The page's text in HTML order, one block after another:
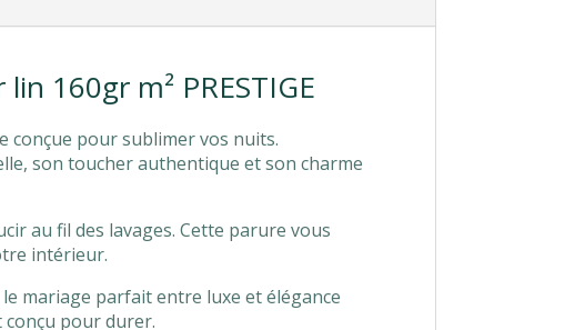
160gr m² PRESTIGE
conçue pour sublimer vos nuits.
son toucher authentique et son charme
au fil des lavages. Cette parure vous
intérieur.
mariage parfait entre luxe et élégance
pour durer.